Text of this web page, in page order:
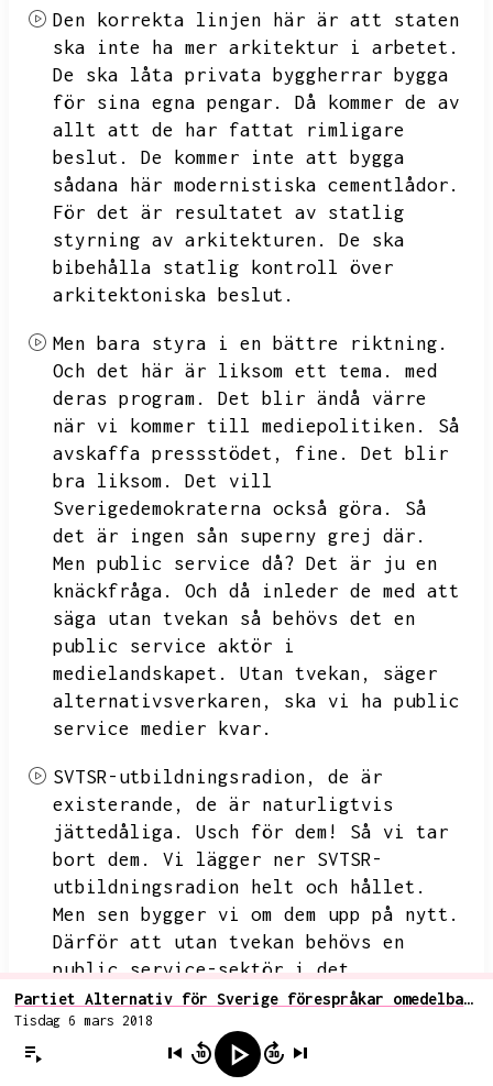
Den korrekta linjen här är att staten
ska inte ha mer arkitektur i arbetet.
De ska låta privata byggherrar bygga
för sina egna pengar.
Då kommer de av
allt att de har fattat rimligare
beslut.
De kommer inte att bygga
sådana här modernistiska cementlådor.
För det är resultatet av statlig
styrning av arkitekturen.
De ska
bibehålla statlig kontroll över
arkitektoniska beslut.
Men bara styra i en bättre riktning.
Och det här är liksom ett tema.
med
deras program.
Det blir ändå värre
när vi kommer till mediepolitiken.
Så
avskaffa pressstödet,
fine.
Det blir
bra liksom.
Det vill
Sverigedemokraterna också göra.
Så
det är ingen sån superny grej där.
Men public service då? Det är ju en
knäckfråga.
Och då inleder de med att
säga utan tvekan så behövs det en
public service aktör i
medielandskapet.
Utan tvekan,
säger
alternativsverkaren,
ska vi ha public
service medier kvar.
SVTSR-utbildningsradion,
de är
existerande,
de är naturligtvis
jättedåliga.
Usch för dem!
Så vi tar
bort dem.
Vi lägger ner SVTSR-
utbildningsradion helt och hållet.
Men sen bygger vi om dem upp på nytt.
Därför att utan tvekan behövs en
public service-sektör i det
landskapet. Så där måste jag säga att
det är en helt otrolig besvikelse att
de inte ens kan få en sådan
en sådan enkel och
Partiet Alternativ för Sverige förespråkar omedelbart asylstopp följt av aktiv återvandringspolitik
Tisdag 6 mars 2018